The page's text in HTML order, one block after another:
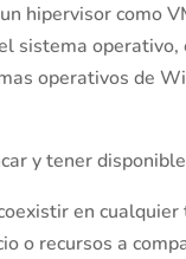
hipervisor como
sistema
operativos de
y tener
en
o recursos a